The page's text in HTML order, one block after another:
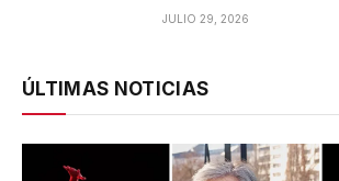
JULIO 29, 2026
ÚLTIMAS NOTICIAS